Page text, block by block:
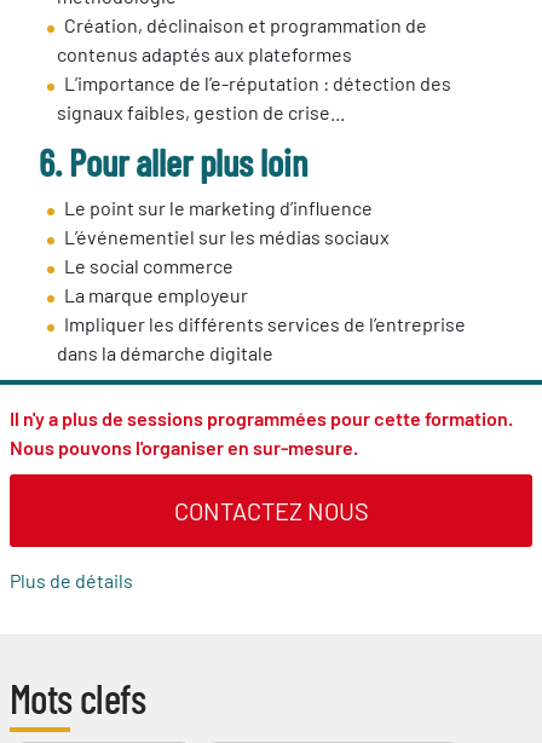
Création, déclinaison et programmation de
contenus adaptés aux plateformes
L’importance de l’e-réputation : détection des
signaux faibles, gestion de crise...
6. Pour aller plus loin
Le point sur le marketing d’influence
L’événementiel sur les médias sociaux
Le social commerce
La marque employeur
Impliquer les différents services de l’entreprise
dans la démarche digitale
Il n'y a plus de sessions programmées pour cette formation.
Nous pouvons l'organiser en sur-mesure.
CONTACTEZ NOUS
Plus de détails
Mots clefs